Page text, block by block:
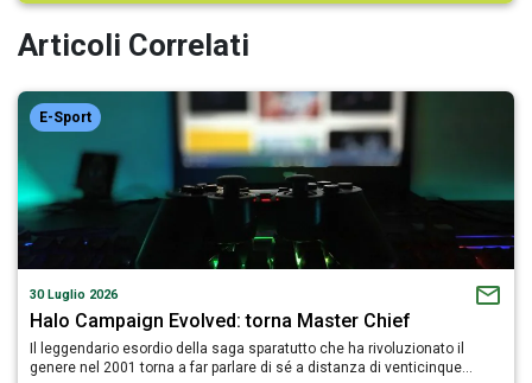
Articoli Correlati
E-Sport
30 Luglio 2026
Halo Campaign Evolved: torna Master Chief
Il leggendario esordio della saga sparatutto che ha rivoluzionato il
genere nel 2001 torna a far parlare di sé a distanza di venticinque…